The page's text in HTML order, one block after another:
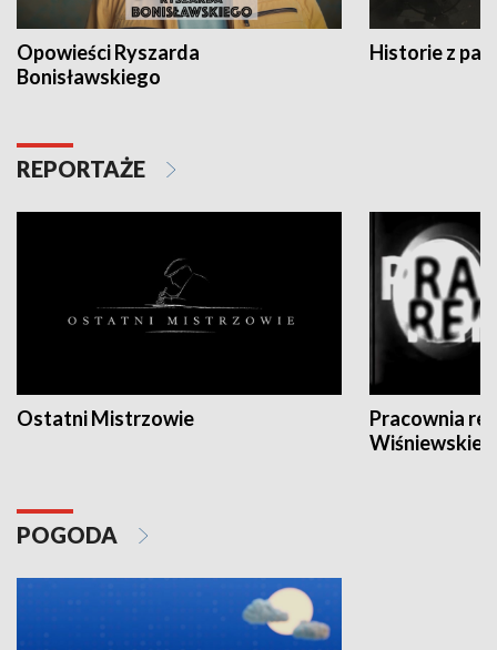
Opowieści Ryszarda
Bonisławskiego
Historie z
REPORTAŻE
Ostatni Mistrzowie
Pracownia
POGODA